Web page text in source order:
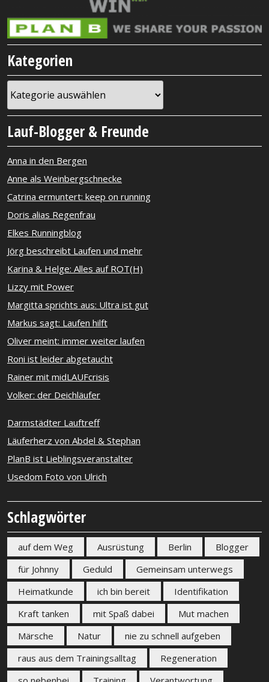
Kategorien
Lauf-Blogger & Freunde
Anna in den Bergen
Anne als Weinbergschnecke
Catrina ermuntert: keep on running
Doris alias Regenfrau
Elkes Runningblog
Jörg beschreibt Laufen und mehr
Karina & Helge: Alles auf ROT(H)
Lizzy mit Power
Margitta sprichts aus: Ultra ist gut
Markus sagt: Laufen hilft
Oliver meint: immer weiter laufen
Roni ist leider abgetaucht
Rainer mit midLAUFcrisis
Volker: der Deichläufer
Darmstädter Lauftreff
Läuferherz von Abdel & Stephan
PlanB ist Lieblingsveranstalter
Usedom Foto von Ulrich
Schlagwörter
auf dem Weg Ausrüstung Berlin
Blogger
für Johnny
Geduld
Gemeinsam unterwegs
Heimatkunde
ich bin bereit
Identifikation
Kraft tanken
mit Spaß dabei
Mut machen
Märsche
Natur
nie zu schnell aufgeben
raus aus dem Trainingsalltag
Regeneration